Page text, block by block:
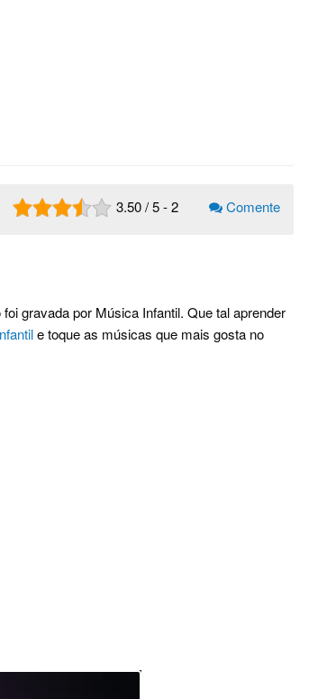
3.50/5-2 Comente
gravada por Música Infantil. Que tal aprender
e toque as músicas que mais gosta no